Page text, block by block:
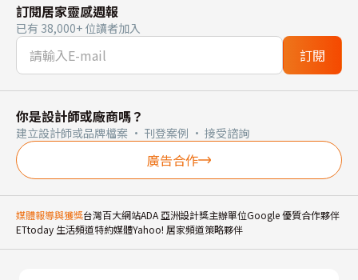
訂閱居家靈感週報
已有 38,000+ 位讀者加入
訂閱
你是設計師或廠商嗎？
建立設計師或品牌檔案 · 刊登案例 · 接受諮詢
廣告合作
媒體報導與獲獎台灣百大網站ADA 亞洲設計獎主辦單位Google 優質合作夥伴
ETtoday 生活頻道特約媒體Yahoo! 居家頻道策略夥伴